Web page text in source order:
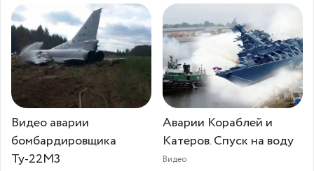
Видео аварии
бомбардировщика
Ту-22М3
Аварии Кораблей и
Катеров. Спуск на воду
Видео